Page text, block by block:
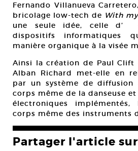
Fernando Villanueva
bricolage low-tech de With
une seule idée, celle d’
dispositifs informatiques
manière organique à la visée
Ainsi la création de Paul Clift
Alban Richard met-elle en
par un système de diffusion
corps même de la danseuse
électroniques
corps même des instruments
Partager l'article